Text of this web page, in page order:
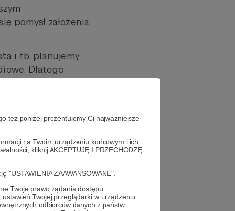
też poniżej prezentujemy Ci najważniejsze
na Twoim urządzeniu końcowym i ich
kliknij AKCEPTUJĘ I PRZECHODZĘ
ZAAWANSOWANE".
Twoje prawo żądania dostępu,
Twojej przeglądarki w urządzeniu
odbiorców danych z państw
pomysł założenia
i fb, planujemy
Dlatego